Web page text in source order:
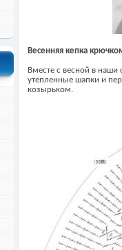
Весенняя кепка
Вместе с весной в наши
утепленные шапки и
козырьком.